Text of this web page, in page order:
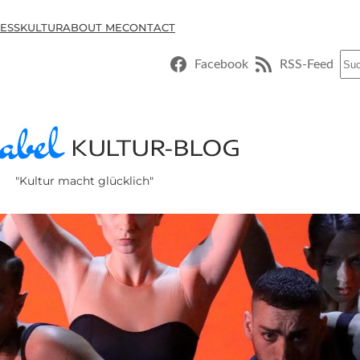
ESSKULTURABOUT MECONTACT
Facebook RSS-Feed
"Kultur macht glücklich"